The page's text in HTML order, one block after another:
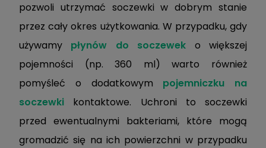
pozwoli utrzymać soczewki w dobrym stanie
przez cały okres użytkowania. W przypadku, gdy
używamy płynów do soczewek o większej
pojemności (np. 360 ml) warto również
pomyśleć o dodatkowym pojemniczku na
soczewki kontaktowe. Uchroni to soczewki
przed ewentualnymi bakteriami, które mogą
gromadzić się na ich powierzchni w przypadku